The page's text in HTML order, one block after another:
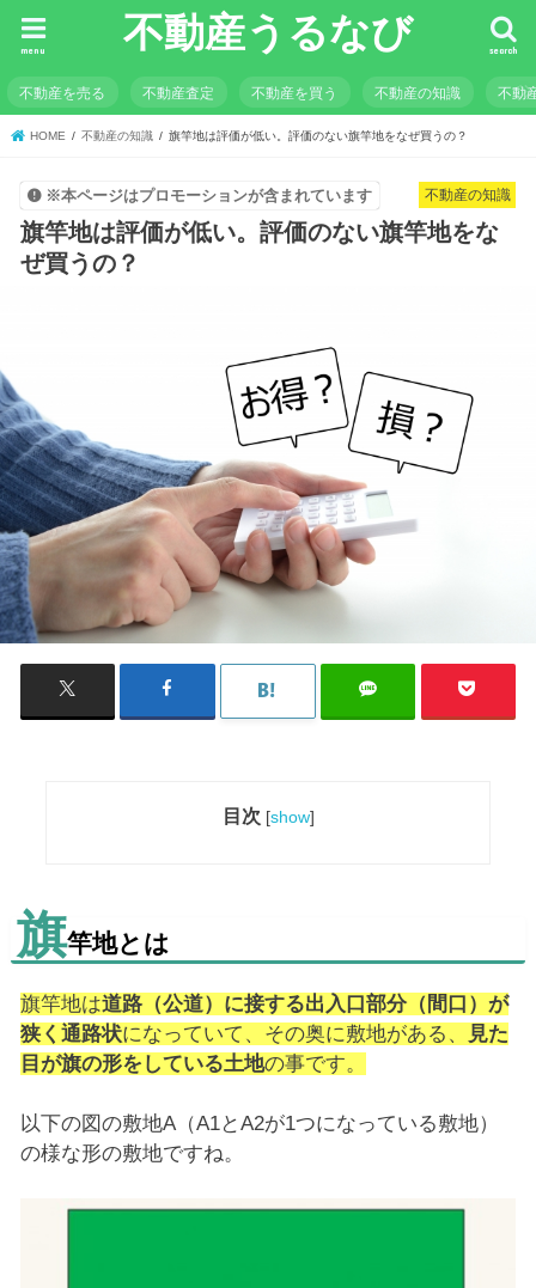
不動産うるなび search
menu
不動産を売る 不動産査定 不動産を買う 不動産の知識 不動
HOME 不動産の知識 旗竿地は評価が低い。評価のない旗竿地をなぜ買うの？
不動産の知識
※本ページはプロモーションが含まれています
旗竿地は評価が低い。評価のない旗竿地をな
ぜ買うの？
目次 [show]
旗竿地とは
旗竿地は道路（公道）に接する出入口部分（間口）が
狭く通路状になっていて、その奥に敷地がある、
見た
目が旗の形をしている土地の事です。
以下の図の敷地A（A1とA2が1つになっている敷地）
の様な形の敷地ですね。